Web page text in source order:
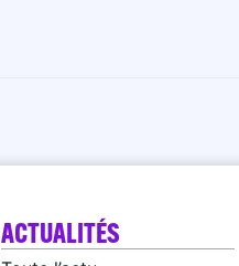
ACTUALITÉS